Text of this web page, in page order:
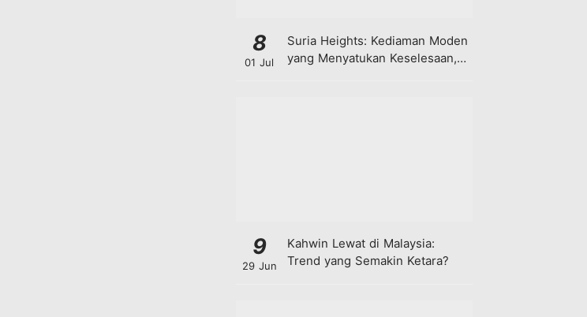
8
01 Jul
Suria Heights: Kediaman Moden
yang Menyatukan Keselesaan,
9
29 Jun
Kahwin Lewat di Malaysia:
Trend yang Semakin Ketara?